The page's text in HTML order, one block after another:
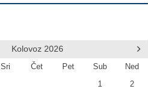
Kolovoz 2026
Sri Čet Pet Sub Ned
1
2